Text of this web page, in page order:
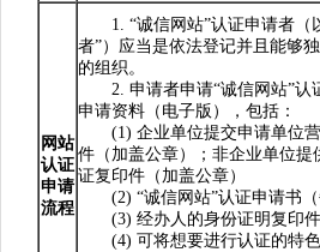
网站
认证
申请
流程
1. “诚信网站”认证申请者（
者”）应当是依法登记并且能够
的组织。
2. 申请者申请“诚信网站”认
申请资料（电子版），包括：
(1) 企业单位提交申请单位营
件（加盖公章）；非企业单位提
证复印件（加盖公章）
(2) “诚信网站”认证申请书（
(3) 经办人的身份证明复印件
(4) 可将想要进行认证的特色